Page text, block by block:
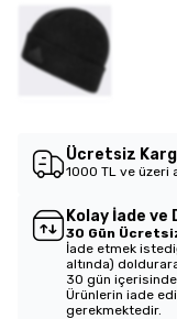
Ücretsiz
1000 TL ve üzeri
Kolay İade ve
30 Gün
İade etmek
altında)
30 gün
Ürünlerin iade
gerekmektedir.